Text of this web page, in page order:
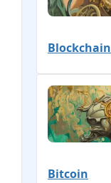
Blockchain
Bitcoin